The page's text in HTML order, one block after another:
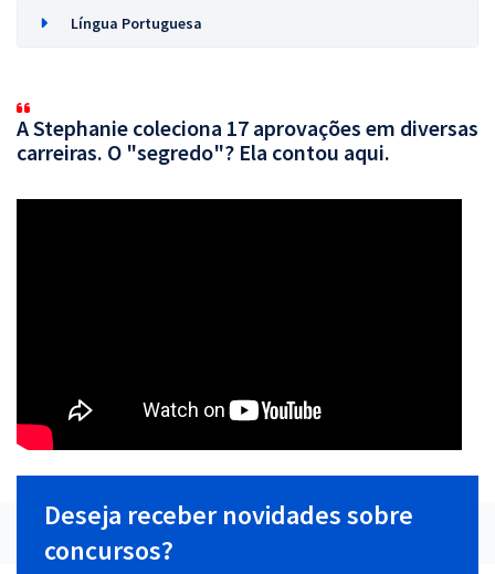
Língua Portuguesa
A Stephanie coleciona 17 aprovações em diversas
carreiras. O "segredo"? Ela contou aqui.
Deseja receber novidades sobre
concursos?